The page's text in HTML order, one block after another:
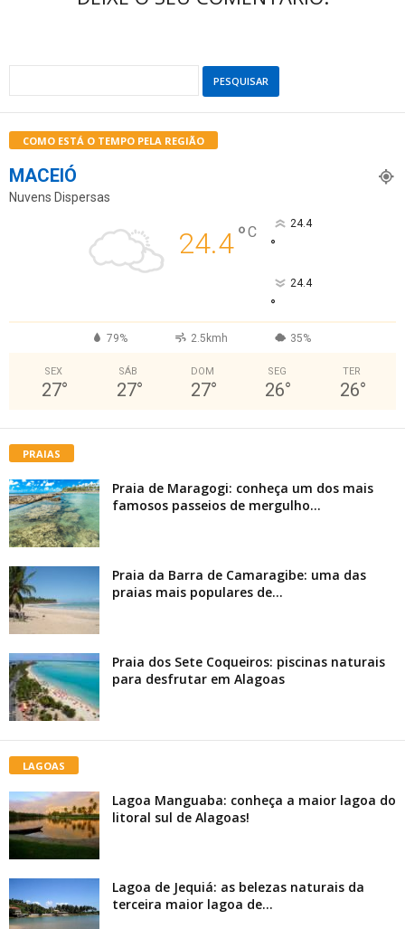
COMO ESTÁ O TEMPO PELA REGIÃO
MACEIÓ
Nuvens Dispersas
24.4°C 24.4
°
24.4
°
79% 2.5kmh 35%
SEX
27°
SÁB
27°
DOM
27°
SEG
26°
TER
26°
PRAIAS
Praia de Maragogi: conheça um dos mais
famosos passeios de mergulho...
Praia da Barra de Camaragibe: uma das
praias mais populares de...
Praia dos Sete Coqueiros: piscinas naturais
para desfrutar em Alagoas
LAGOAS
Lagoa Manguaba: conheça a maior lagoa do
litoral sul de Alagoas!
Lagoa de Jequiá: as belezas naturais da
terceira maior lagoa de...